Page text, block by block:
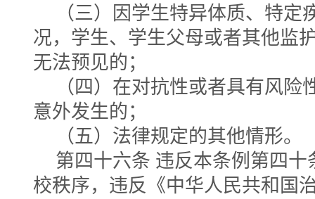
（三）因学生特异体质、特定
况，学生、学生父母或者其他监
无法预见的；
（四）在对抗性或者具有风险
意外发生的；
（五）法律规定的其他情形。
第四十六条 违反本条例第四
校秩序，违反《中华人民共和国